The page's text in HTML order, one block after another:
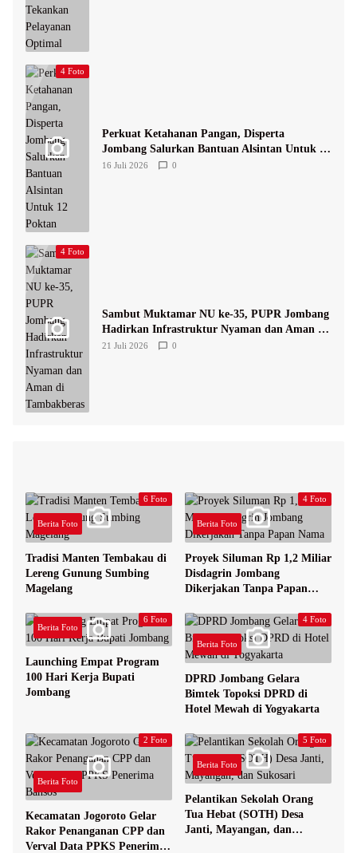
4 Foto
Perkuat Ketahanan Pangan, Disperta
Jombang Salurkan Bantuan Alsintan Untuk 12
Poktan
16 Juli 2026 0
4 Foto
Sambut Muktamar NU ke-35, PUPR Jombang
Hadirkan Infrastruktur Nyaman dan Aman di
Tambakberas
21 Juli 2026 0
6 Foto
Berita Foto
Tradisi Manten Tembakau di
Lereng Gunung Sumbing
Magelang
4 Foto
Berita Foto
Proyek Siluman Rp 1,2 Miliar
Disdagrin Jombang
Dikerjakan Tanpa Papan
6 Foto
Berita Foto
Launching Empat Program
100 Hari Kerja Bupati
Jombang
4 Foto
Berita Foto
DPRD Jombang Gelara
Bimtek Topoksi DPRD di
Hotel Mewah di Yogyakarta
2 Foto
Berita Foto
Kecamatan Jogoroto Gelar
Rakor Penanganan CPP dan
Verval Data PPKS Penerima
5 Foto
Berita Foto
Pelantikan Sekolah Orang
Tua Hebat (SOTH) Desa
Janti, Mayangan, dan